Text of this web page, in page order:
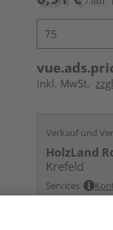
inkl. MwSt.
Verkauf und
HolzLand
Krefeld
Services